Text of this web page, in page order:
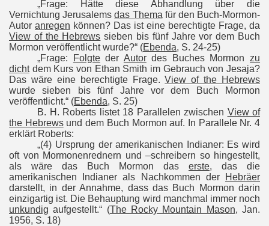
„Frage: Hätte diese Abhandlung über die
Vernichtung Jerusalemsdas Thema für den Buch-Mormon-
Autor anregen können? Das ist eine berechtigte Frage, da
View of the Hebrews sieben bis fünf Jahre vor dem Buch
Mormon veröffentlicht wurde?“ (Ebenda, S. 24-25)
„Frage:
Folgteder Autordes Buches Mormon zu
dichtdem Kurs von Ethan Smith im Gebrauch von Jesaja?
Das wäre eine berechtigte Frage.View of the Hebrews
wurde sieben bis fünf Jahre vor dem Buch Mormon
veröffentlicht.“ (Ebenda, S. 25)
B. H. Roberts listet 18 Parallelen zwischen View of
the Hebrewsund dem Buch Mormon auf. In Parallele Nr. 4
erklärt Roberts:
„(4) Ursprung der amerikanischen Indianer: Es wird
oft von Mormonenrednern und –schreibern so hingestellt,
als wäre das Buch Mormon das erste, das die
amerikanischen Indianer als Nachkommen der
Hebräer
darstellt, in der Annahme, dass das Buch Mormon darin
einzigartig ist. Die Behauptung wird manchmal immer noch
unkundig aufgestellt.“ (The Rocky Mountain Mason, Jan.
1956, S. 18)